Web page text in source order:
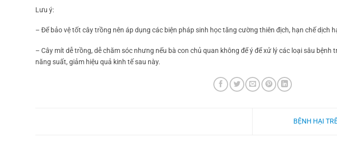
Lưu ý:
– Để bảo vệ tốt cây trồng nên áp dụng các biện pháp sinh học tăng cường thiên địch, hạn chế dịch
– Cây mít dễ trồng, dễ chăm sóc nhưng nếu bà con chủ quan không để ý để xử lý các loại sâu bệnh
năng suất, giảm hiệu quả kinh tế sau này.
BỆNH HẠI